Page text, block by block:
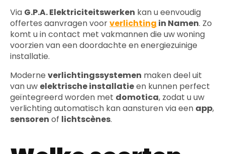
Via G.P.A. Elektriciteitswerken kan u eenvoudig
offertes aanvragen voorverlichting in Namen. Zo
komt u in contact met vakmannen die uw woning
voorzien van een doordachte en energiezuinige
installatie.
Moderne verlichtingssystemen maken deel uit
van uw elektrische installatieen kunnen perfect
geïntegreerd worden met domotica, zodat u uw
verlichting automatisch kan aansturen via een app,
sensoren of lichtscènes.